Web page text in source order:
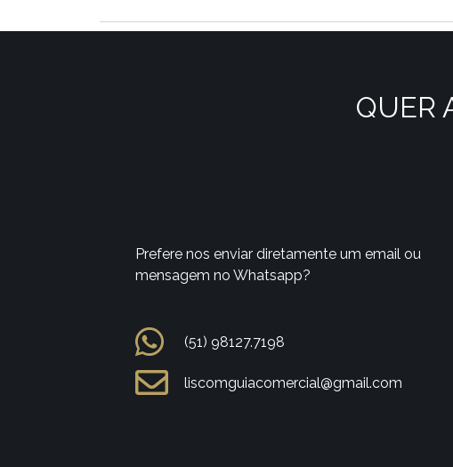
QUER
Prefere nos enviar diretamente um email ou
mensagem no Whatsapp?
(51) 98127.7198
liscomguiacomercial@gmail.com